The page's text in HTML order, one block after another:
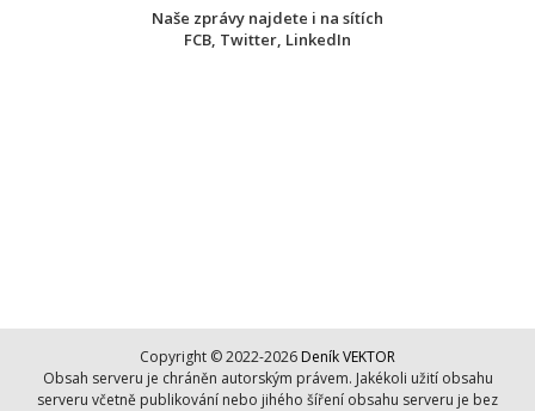
Naše zprávy najdete i na sítích
FCB, Twitter, LinkedIn
Copyright © 2022-2026 Deník VEKTOR
Obsah serveru je chráněn autorským právem. Jakékoli užití obsahu
serveru včetně publikování nebo jihého šíření obsahu serveru je bez